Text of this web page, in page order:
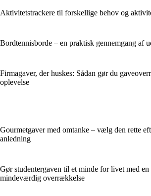
Aktivitetstrackere til forskellige behov og
Bordtennisborde – en praktisk gennemgang af
Firmagaver, der huskes: Sådan gør du
oplevelse
Gourmetgaver med omtanke – vælg den rette
anledning
Gør studentergaven til et minde for livet med
mindeværdig overrækkelse